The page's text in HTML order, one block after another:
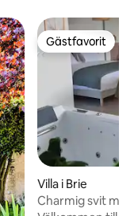
Gästfavorit
Gästfavorit
Villa i Brie
Charmig svit med